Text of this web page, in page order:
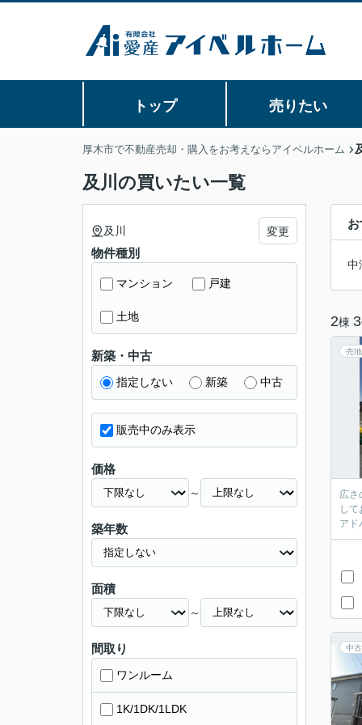
トップ 売りたい
厚木市で不動産売却・購入をお考えならアイベルホーム
及川の買いたい一覧
中
2棟 3
売地
広さ
し
アド
中
及川 変更
物件種別
マンション 戸建
土地
新築・中古
指定しない 新築 中古
販売中のみ表示
価格
～
築年数
面積
～
間取り
ワンルーム
1K/1DK/1LDK